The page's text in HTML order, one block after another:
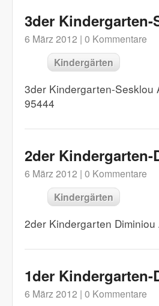
3der
6 März 2012 | 0 Kommentare
Kindergärten
3der Kindergarten-Sesklou
95444
2der
6 März 2012 | 0 Kommentare
Kindergärten
2der Kindergarten
1der
6 März 2012 | 0 Kommentare